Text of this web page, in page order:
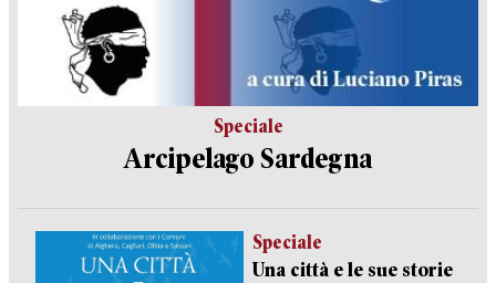
Speciale
Arcipelago Sardegna
Speciale
Una città e le sue storie